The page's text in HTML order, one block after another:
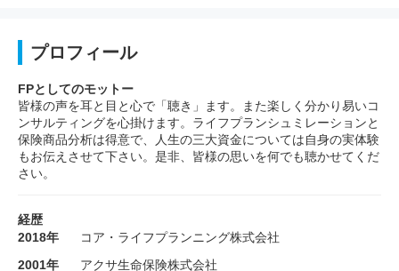
プロフィール
FPとしてのモットー
皆様の声を耳と目と心で「聴き」ます。また楽しく分かり易いコ
ンサルティングを心掛けます。ライフプランシュミレーションと
保険商品分析は得意で、人生の三大資金については自身の実体験
もお伝えさせて下さい。是非、皆様の思いを何でも聴かせてくだ
さい。
経歴
2018年
コア・ライフプランニング株式会社
2001年
アクサ生命保険株式会社